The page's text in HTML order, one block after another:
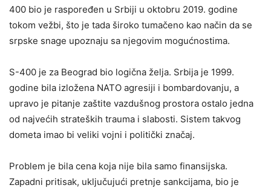
400 bio je raspoređen u Srbiji u oktobru 2019. godine
tokom vežbi, što je tada široko tumačeno kao način da se
srpske snage upoznaju sa njegovim mogućnostima.
S-400 je za Beograd bio logična želja. Srbija je 1999.
godine bila izložena NATO agresiji i bombardovanju, a
upravo je pitanje zaštite vazdušnog prostora ostalo jedna
od najvećih strateških trauma i slabosti. Sistem takvog
dometa imao bi veliki vojni i politički značaj.
Problem je bila cena koja nije bila samo finansijska.
Zapadni pritisak, uključujući pretnje sankcijama, bio je